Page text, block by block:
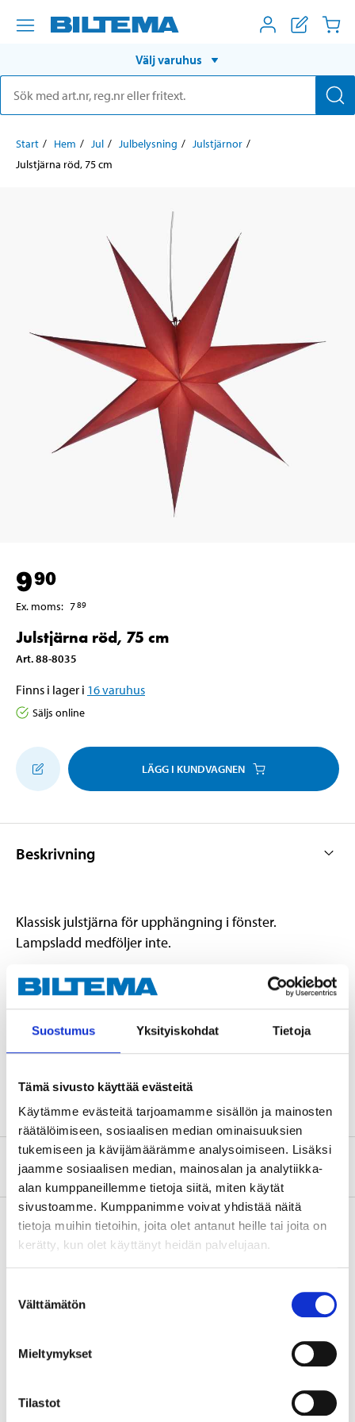
Suostumus Yksityiskohdat Tietoja
Tämä sivusto käyttää evästeitä
Käytämme evästeitä tarjoamamme sisällön ja mainosten
räätälöimiseen, sosiaalisen median ominaisuuksien
tukemiseen ja kävijämäärämme analysoimiseen. Lisäksi
jaamme sosiaalisen median, mainosalan ja analytiikka-
alan kumppaneillemme tietoja siitä, miten käytät
sivustoamme. Kumppanimme voivat yhdistää näitä
tietoja muihin tietoihin, joita olet antanut heille tai joita on
kerätty, kun olet käyttänyt heidän palvelujaan.
valinta
Välttämätön
Mieltymykset
Tilastot
Välj varuhus
Start Hem Jul Julbelysning
Julstjärnor
Julstjärna röd, 75 cm
990
Ex. moms: 789
Julstjärna röd, 75 cm
Art.88-8035
Finns i lager i 16varuhus
Säljs online
LÄGG I KUNDVAGNEN
Beskrivning
Klassisk julstjärna för upphängning i fönster.
Lampsladd medföljer inte.
Teknisk specifikation
Diameter
75 cm
Om tillverkaren
Andra kunder köpte också